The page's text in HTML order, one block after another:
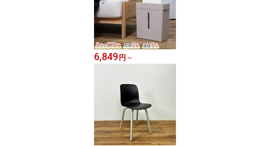
6,849円 ～